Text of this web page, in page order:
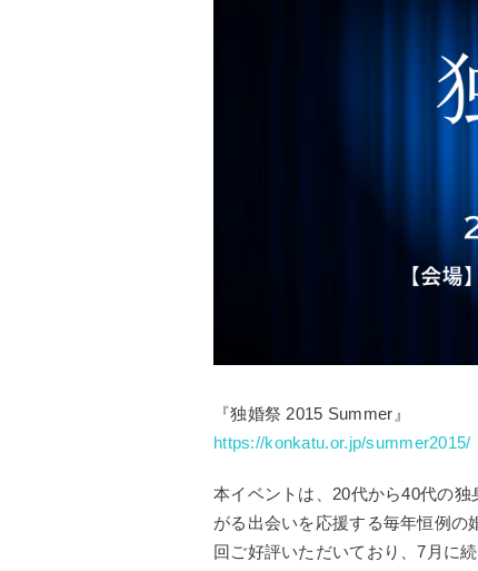
『独婚祭 2015 Summer』
https://konkatu.or.jp/summer2015/
本イベントは、20代から40代の
がる出会いを応援する毎年恒例の
回ご好評いただいており、7月に